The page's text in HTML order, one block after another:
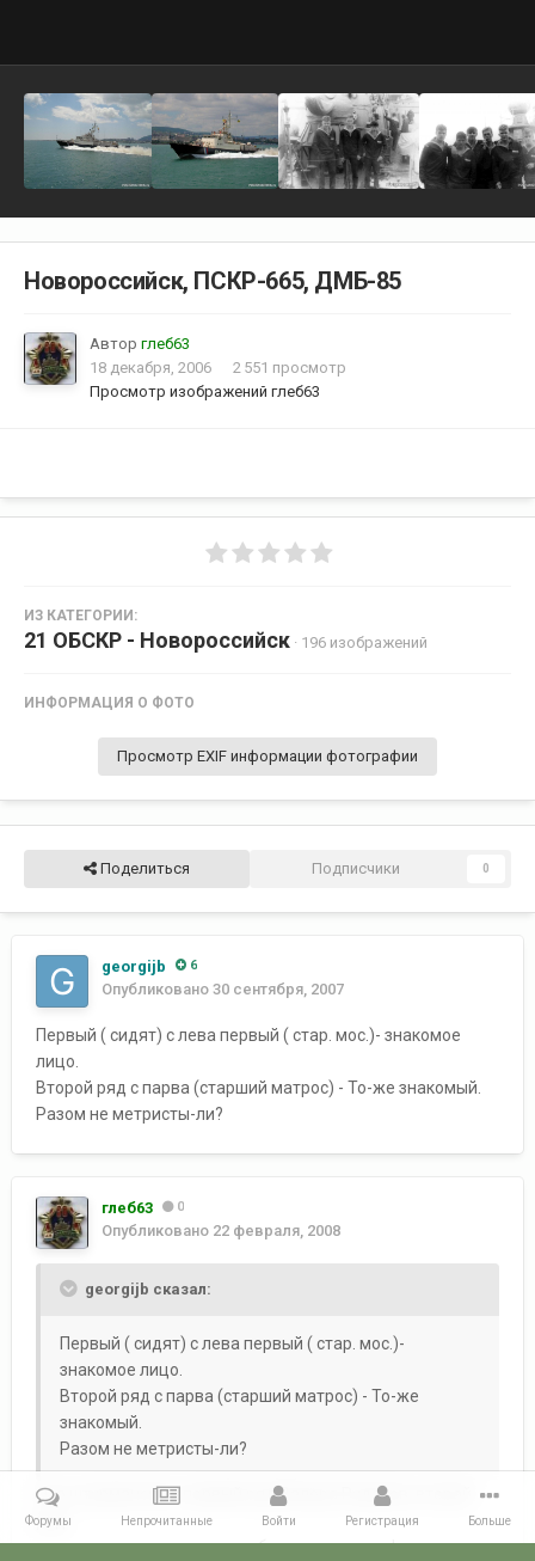
Новороссийск, ПСКР-665, ДМБ-85
Автор глеб63
18 декабря, 2006
2 551 просмотр
Просмотр изображений глеб63
ИЗ КАТЕГОРИИ:
21 ОБСКР - Новороссийск · 196 изображений
ИНФОРМАЦИЯ О ФОТО
Просмотр EXIF информации фотографии
Поделиться Подписчики 0
georgijb 6
Опубликовано 30 сентября, 2007
Первый ( сидят) с лева первый ( стар. мос.)- знакомое
лицо.
Второй ряд с парва (старший матрос) - То-же знакомый.
Разом не метристы-ли?
глеб63 0
Опубликовано 22 февраля, 2008
georgijb сказал:
Первый ( сидят) с лева первый ( стар. мос.)-
знакомое лицо.
Второй ряд с парва (старший матрос) - То-же
знакомый.
Разом не метристы-ли?
Это штурманские, первый ряд Валера Рудаков, второй
ряд
не помню, он у нас не долго был, вроде с грифа пришел.
Форумы Непрочитанные Войти Регистрация Больше